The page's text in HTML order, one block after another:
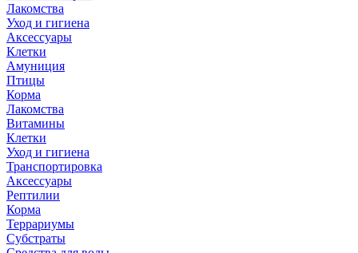
Лакомства
Уход и гигиена
Аксессуары
Клетки
Амуниция
Птицы
Корма
Лакомства
Витамины
Клетки
Уход и гигиена
Транспортировка
Аксессуары
Рептилии
Корма
Террариумы
Субстраты